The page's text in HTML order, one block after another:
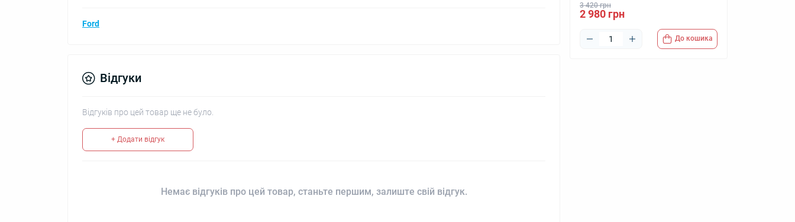
3 420 грн
2 980 грн
До кошика
Ford
Відгуки
Відгуків про цей товар ще не було.
+ Додати відгук
Немає відгуків про цей товар, станьте першим, залиште свій відгук.